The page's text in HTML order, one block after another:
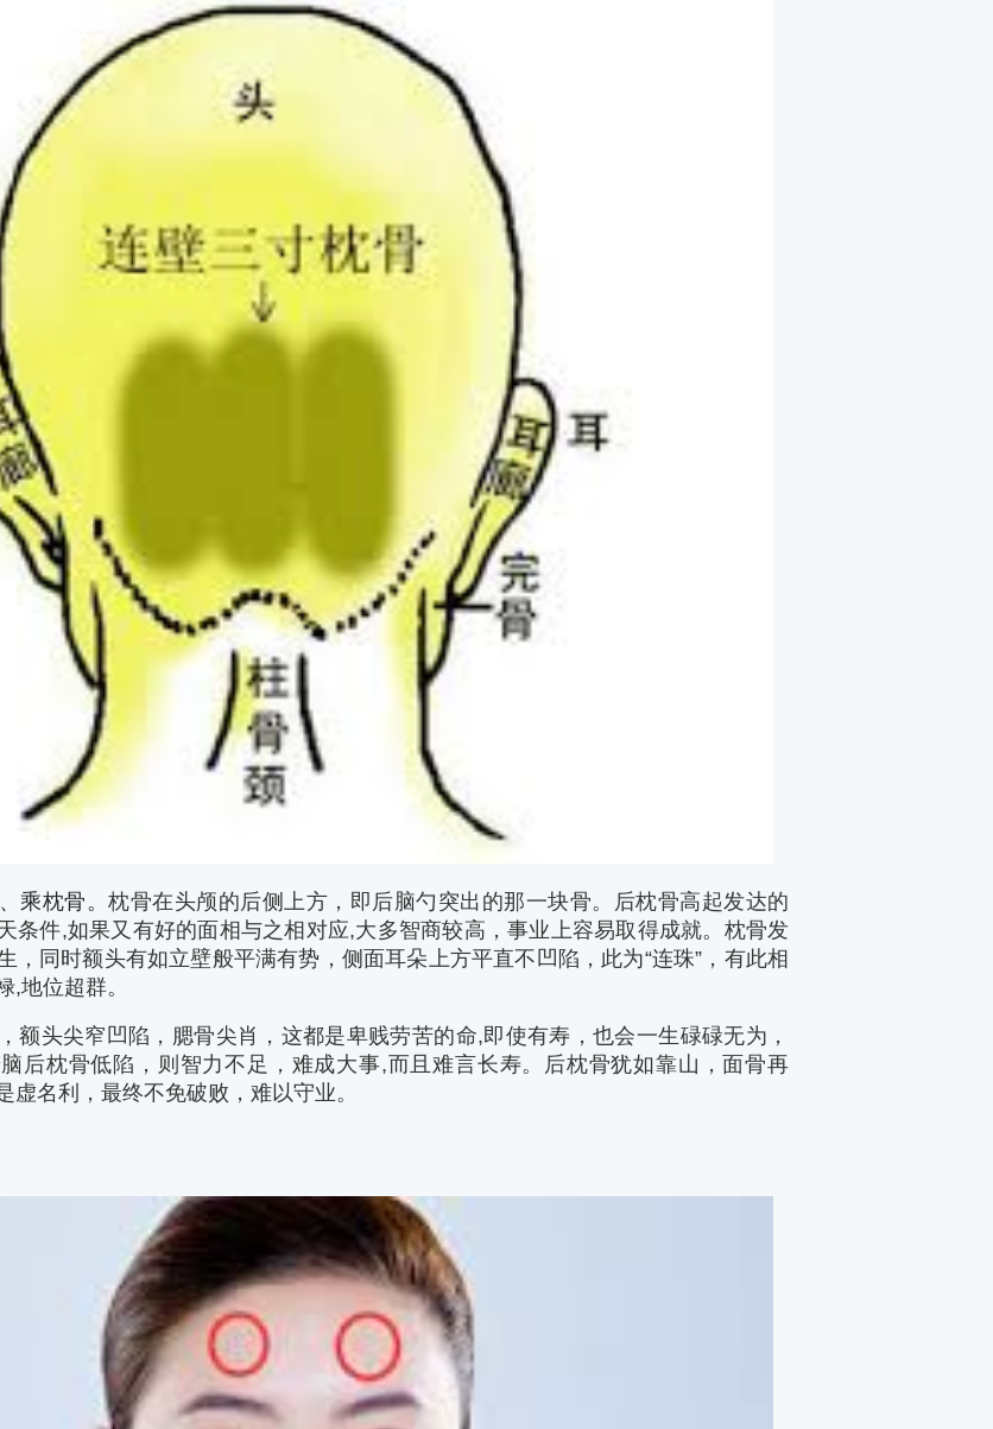
乘枕骨。枕骨在头颅的后侧上方，即后脑勺突出的那一块骨。后枕骨高起发达的
条件,如果又有好的面相与之相对应,大多智商较高，事业上容易取得成就。枕骨发
，同时额头有如立壁般平满有势，侧面耳朵上方平直不凹陷，此为“连珠”，有此相
,地位超群。
额头尖窄凹陷，腮骨尖肖，这都是卑贱劳苦的命,即使有寿，也会一生碌碌无为，
后枕骨低陷，则智力不足，难成大事,而且难言长寿。后枕骨犹如靠山，面骨再
虚名利，最终不免破败，难以守业。